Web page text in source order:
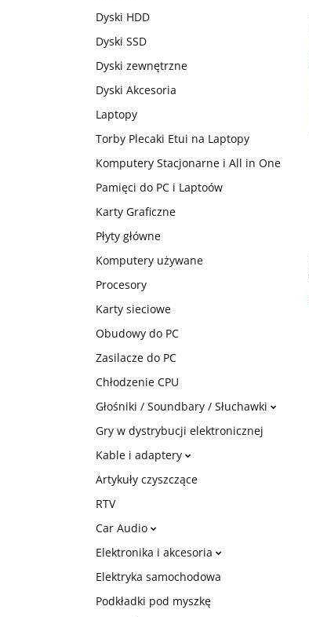
Dyski HDD
Dyski SSD
Dyski zewnętrzne
Dyski Akcesoria
Laptopy
Torby Plecaki Etui na Laptopy
Komputery Stacjonarne i All in One
Pamięci do PC i Laptoów
Karty Graficzne
Płyty główne
Komputery używane
Procesory
Karty sieciowe
Obudowy do PC
Zasilacze do PC
Chłodzenie CPU
Głośniki / Soundbary / Słuchawki
Gry w dystrybucji elektronicznej
Kable i adaptery
Artykuły czyszczące
RTV
Car Audio
Elektronika i akcesoria
Elektryka samochodowa
Podkładki pod myszkę